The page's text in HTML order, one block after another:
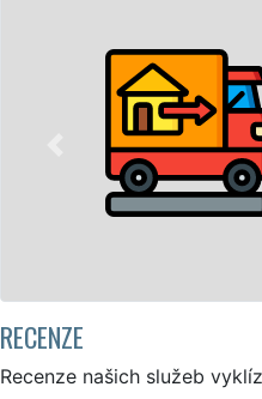
VYKLÍZENÍ A VYKLÍZECÍ
v Dolních Studénkách a
vyklízení, a to jak pro
značkou sítě EXTRA
servis se zárukou kvality.
hodin denně, 7 dní v
Mám zájem o vyklízení
RECENZE
Recenze našich služeb